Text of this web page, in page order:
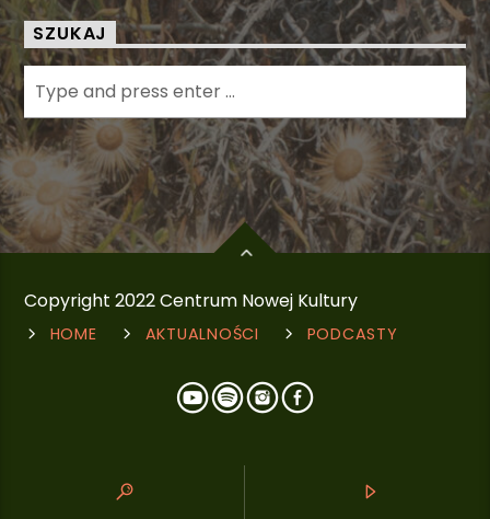
SZUKAJ
Copyright 2022 Centrum Nowej Kultury
HOME AKTUALNOŚCI PODCASTY